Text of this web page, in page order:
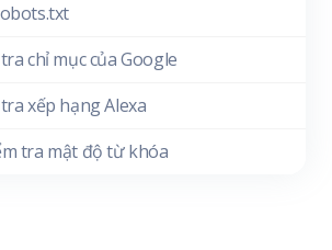
chỉ mục của Google
xếp hạng Alexa
tra mật độ từ khóa